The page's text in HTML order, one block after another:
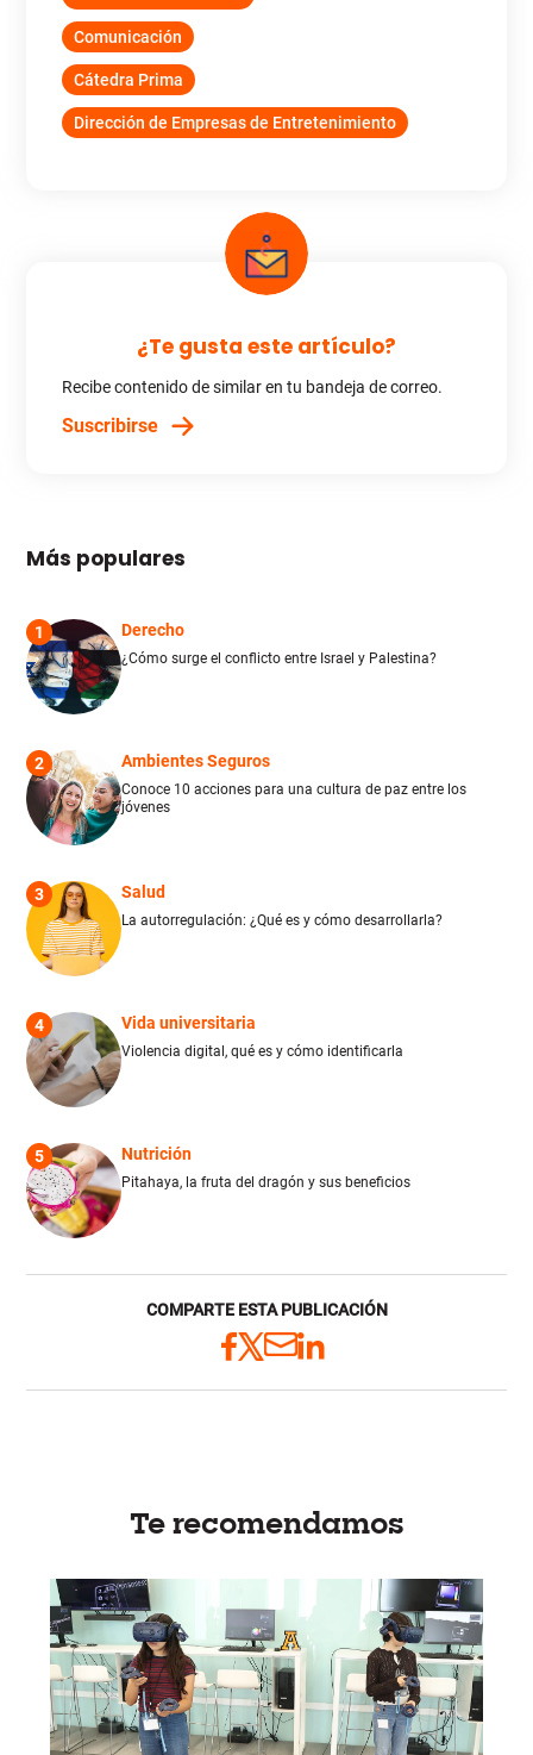
Comunicación
Cátedra Prima
Dirección de Empresas de Entretenimiento
¿Te gusta este artículo?
Recibe contenido de similar en tu bandeja de correo.
Suscribirse
Más populares
1 Derecho
¿Cómo surge el conflicto entre Israel y Palestina?
2 Ambientes Seguros
Conoce 10 acciones para una cultura de paz entre los
jóvenes
3 Salud
La autorregulación: ¿Qué es y cómo desarrollarla?
4 Vida universitaria
Violencia digital, qué es y cómo identificarla
5 Nutrición
Pitahaya, la fruta del dragón y sus beneficios
COMPARTE ESTA PUBLICACIÓN
Te recomendamos